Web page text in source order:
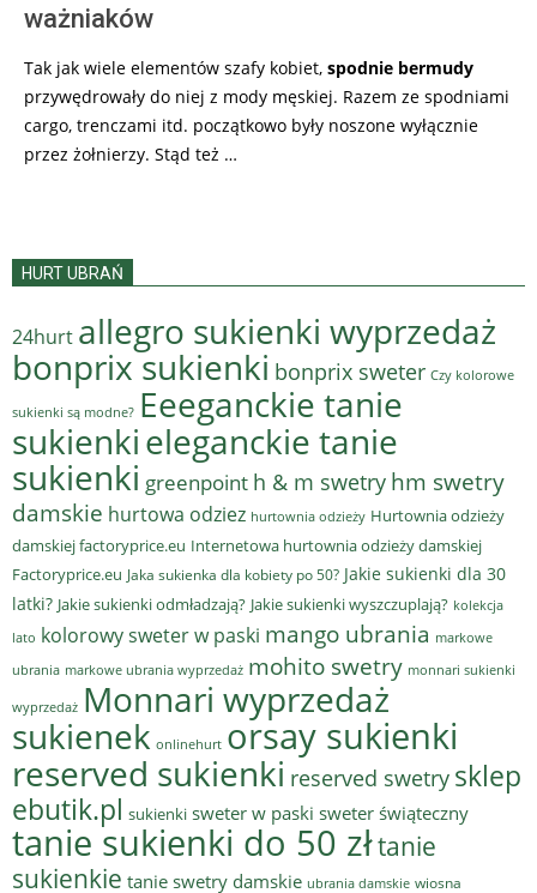
ważniaków
Tak jak wiele elementów szafy kobiet, spodnie bermudy
przywędrowały do niej z mody męskiej. Razem ze spodniami
cargo, trenczami itd. początkowo były noszone wyłącznie
przez żołnierzy. Stąd też …
HURT UBRAŃ
24hurt allegro sukienki wyprzedaż
bonprix sukienki bonprix sweter Czy kolorowe
sukienki są modne? Eeeganckie tanie
sukienkieleganckie tanie
sukienki greenpoint h & m swetry hm swetry
damskie hurtowa odziez hurtownia odzieży Hurtownia odzieży
damskiej factoryprice.eu Internetowa hurtownia odzieży damskiej
Factoryprice.eu Jaka sukienka dla kobiety po 50? Jakie sukienki dla 30
latki? Jakie sukienki odmładzają? Jakie sukienki wyszczuplają? kolekcja
lato kolorowy sweter w paski mango ubrania markowe
ubrania markowe ubrania wyprzedaż mohito swetry monnari sukienki
wyprzedaż Monnari wyprzedaż
sukienek onlinehurt orsay sukienki
reserved sukienki reserved swetry sklep
ebutik.pl sukienki sweter w paski sweter świąteczny
tanie sukienki do 50 złtanie
sukienkie tanie swetry damskie ubrania damskie wiosna